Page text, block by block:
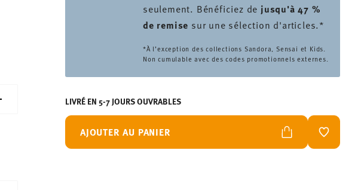
seulement. Bénéficiez de jusqu'à 47 %
de remise sur une sélection d'articles.*
*À l’exception des collections Sandora, Sensai et Kids.
Non cumulable avec des codes promotionnels externes.
LIVRÉ EN 5-7 JOURS OUVRABLES
AJOUTER AU PANIER LISTE DE